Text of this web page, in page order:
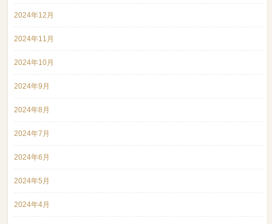
2024年12月
2024年11月
2024年10月
2024年9月
2024年8月
2024年7月
2024年6月
2024年5月
2024年4月